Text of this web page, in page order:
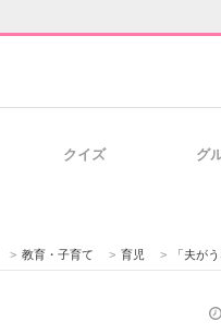
クイズ グ
> 教育・子育て > 育児 > 「夫がうなり